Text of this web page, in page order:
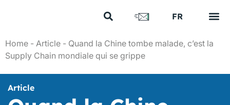
FR
EN
Home - Article - Quand la Chine tombe malade, c’est la
Supply Chain mondiale qui se grippe
Article